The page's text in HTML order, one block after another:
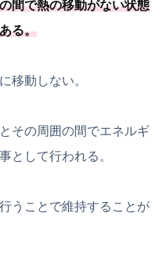
間で熱の移動がない状態
る。
移動しない。
その周囲の間でエネルギ
として行われる。
うことで維持することが